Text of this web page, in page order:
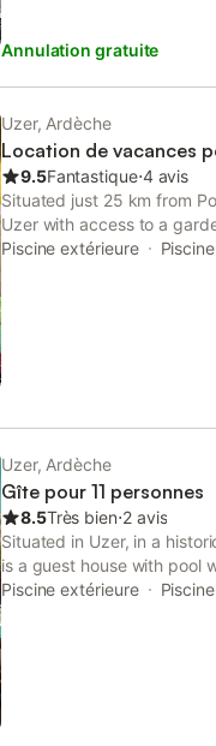
Annulation gratuite
Uzer, Ardèche
Location de vacances
9.5Fantastique⋅4 avis
Situated just 25 km from
Uzer with access to a
service. This bed and
Piscine extérieure Piscine
Uzer, Ardèche
Gîte pour 11 personnes
8.5Très bien⋅2 avis
Situated in Uzer, in a
is a guest house with pool
to a patio, bowling in the
Piscine extérieure Piscine